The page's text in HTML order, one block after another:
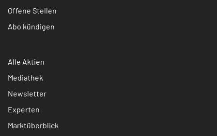
Offene Stellen
Abo kündigen
Alle Aktien
Mediathek
Newsletter
Experten
Marktüberblick